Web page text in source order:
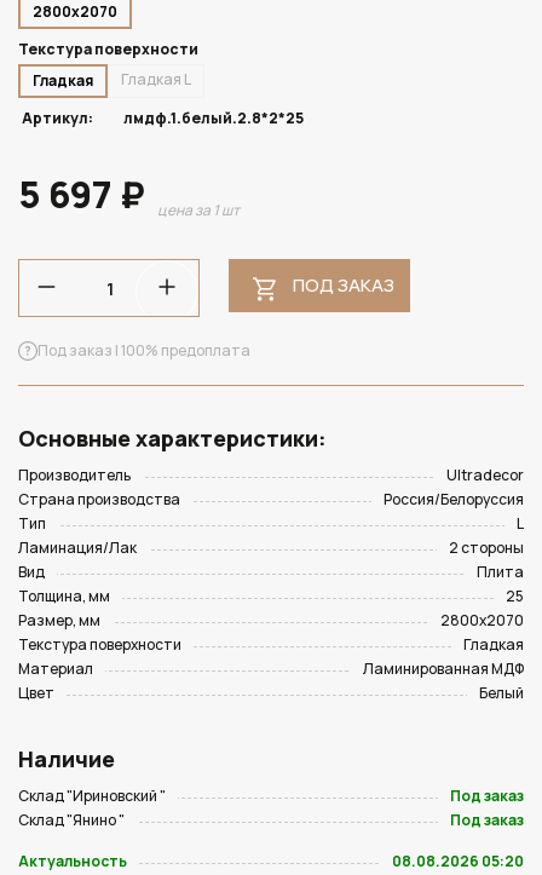
2800х2070
Текстура поверхности
Гладкая
Гладкая L
Артикул:
лмдф.1.белый.2.8*2*25
5 697 ₽ цена за 1 шт
ПОД ЗАКАЗ
Под заказ | 100% предоплата
Основные характеристики:
Производитель
Ultradecor
Страна производства
Россия/Белоруссия
Тип
L
Ламинация/Лак
2 стороны
Вид
Плита
Толщина, мм
25
Размер, мм
2800х2070
Текстура поверхности
Гладкая
Материал
Ламинированная МДФ
Цвет
Белый
Наличие
Склад "Ириновский "
Под заказ
Склад "Янино "
Под заказ
Актуальность
08.08.2026 05:20